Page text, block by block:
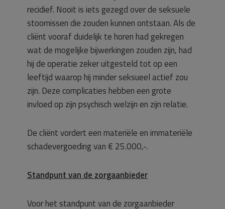
recidief. Nooit is iets gezegd over de seksuele
stoornissen die zouden kunnen ontstaan. Als de
cliënt vooraf duidelijk te horen had gekregen
wat de mogelijke bijwerkingen zouden zijn, had
hij de operatie zeker uitgesteld tot op een
leeftijd waarop hij minder seksueel actief zou
zijn. Deze complicaties hebben een grote
invloed op zijn psychisch welzijn en zijn relatie.
De cliënt vordert een materiële en immateriële
schadevergoeding van € 25.000,-.
Standpunt van de zorgaanbieder
Voor het standpunt van de zorgaanbieder